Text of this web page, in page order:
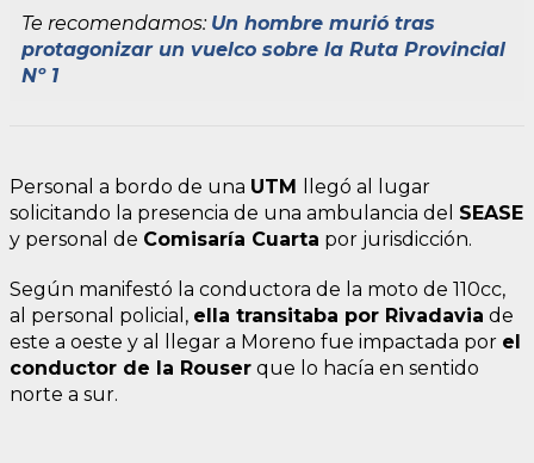
Te recomendamos: Un hombre murió tras
protagonizar un vuelco sobre la Ruta Provincial
Nº 1
Personal a bordo de una UTM
llegó al lugar
solicitando la presencia de una ambulancia del SEASE
y personal de Comisaría Cuarta por jurisdicción.
Según manifestó la conductora de la moto de 110cc,
al personal policial, ella transitaba por Rivadavia de
este a oeste y al llegar a Moreno fue impactada por el
conductor de la Rouser que lo hacía en sentido
norte a sur.